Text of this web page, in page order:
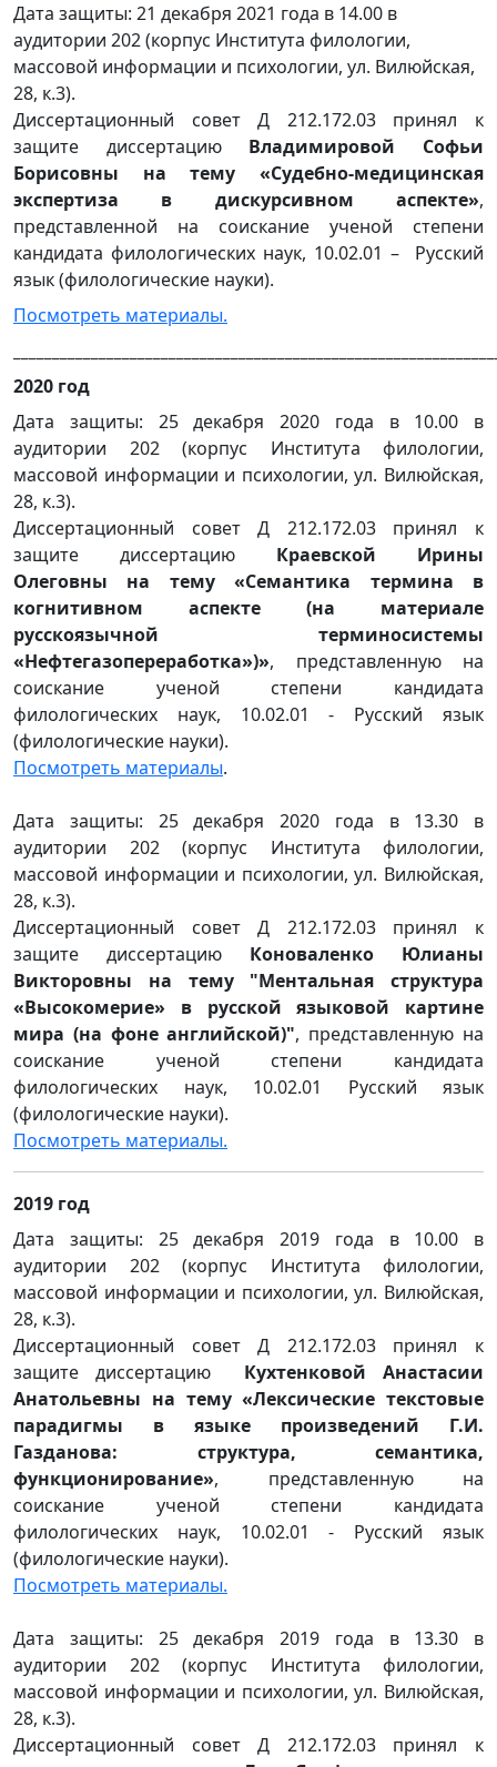
Дата защиты: 21 декабря 2021 года в 14.00 в
аудитории 202 (корпус Института филологии,
массовой информации и психологии, ул. Вилюйская,
28, к.3).
Диссертационный совет Д 212.172.03 принял к
защите диссертацию Владимировой Софьи
Борисовны на тему «Судебно-медицинская
экспертиза в дискурсивном аспекте»,
представленной на соискание ученой степени
кандидата филологических наук, 10.02.01 – Русский
язык (филологические науки).
Посмотреть материалы.
2020 год
Дата защиты: 25 декабря 2020 года в 10.00 в
аудитории 202 (корпус Института филологии,
массовой информации и психологии, ул. Вилюйская,
28, к.3).
Диссертационный совет Д 212.172.03 принял к
защите диссертацию Краевской Ирины
Олеговны на тему «Семантика термина в
когнитивном аспекте (на материале
русскоязычной терминосистемы
«Нефтегазопереработка»)», представленную на
соискание ученой степени кандидата
филологических наук, 10.02.01 - Русский язык
(филологические науки).
Посмотреть материалы.
Дата защиты: 25 декабря 2020 года в 13.30 в
аудитории 202 (корпус Института филологии,
массовой информации и психологии, ул. Вилюйская,
28, к.3).
Диссертационный совет Д 212.172.03 принял к
защите диссертацию Коноваленко Юлианы
Викторовны на тему "Ментальная структура
«Высокомерие» в русской языковой картине
мира (на фоне английской)", представленную на
соискание ученой степени кандидата
филологических наук, 10.02.01 Русский язык
(филологические науки).
Посмотреть материалы.
2019 год
Дата защиты: 25 декабря 2019 года в 10.00 в
аудитории 202 (корпус Института филологии,
массовой информации и психологии, ул. Вилюйская,
28, к.3).
Диссертационный совет Д 212.172.03 принял к
защите диссертацию Кухтенковой Анастасии
Анатольевны на тему «Лексические текстовые
парадигмы в языке произведений Г.И.
Газданова: структура, семантика,
функционирование», представленную на
соискание ученой степени кандидата
филологических наук, 10.02.01 - Русский язык
(филологические науки).
Посмотреть материалы.
Дата защиты: 25 декабря 2019 года в 13.30 в
аудитории 202 (корпус Института филологии,
массовой информации и психологии, ул. Вилюйская,
28, к.3).
Диссертационный совет Д 212.172.03 принял к